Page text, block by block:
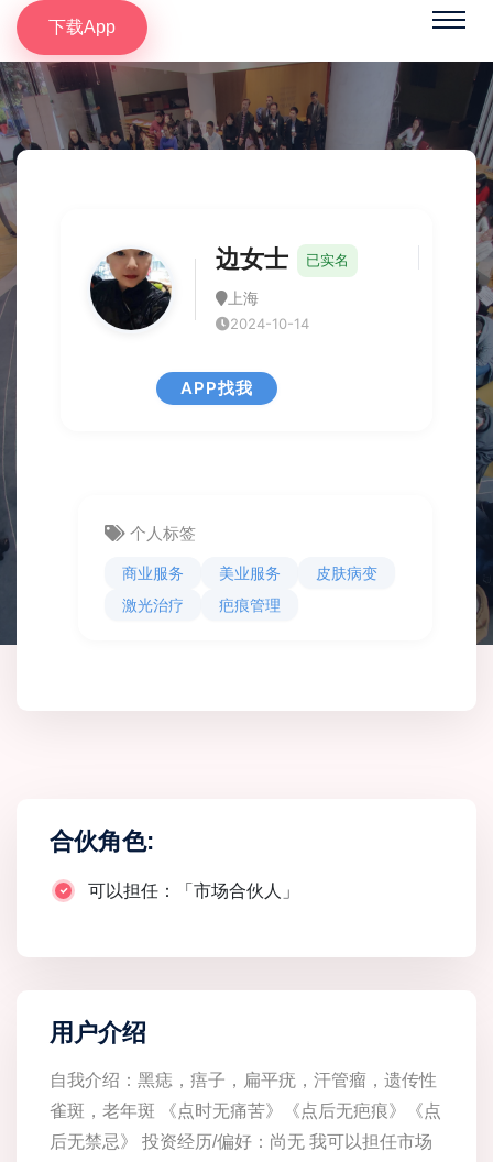
下载App
边女士 已实名
上海
2024-10-14
APP找我
个人标签
商业服务 美业服务
皮肤病变
激光治疗
疤痕管理
合伙角色:
可以担任：「市场合伙人」
用户介绍
自我介绍：黑痣，痦子，扁平疣，汗管瘤，遗传性
雀斑，老年斑 《点时无痛苦》《点后无疤痕》《点
后无禁忌》 投资经历/偏好：尚无 我可以担任市场